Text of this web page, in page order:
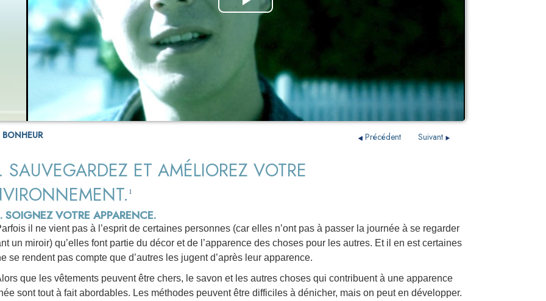
locales
le bon exemple
dans le monde
Play
Video
Suivant
Précédent
SAUVEGARDEZ ET AMÉLIOREZ VOTRE
1
SOIGNEZ VOTRE APPARENCE.
il ne vient pas à l’esprit de certaines personnes (car elles n’ont pas à passer la journée à se regarder
un miroir) qu’elles font partie du décor et de l’apparence des choses pour les autres. Et il en est certaines
se rendent pas compte que d’autres les jugent d’après leur apparence.
que les vêtements peuvent être chers, le savon et les autres choses qui contribuent à une apparence
sont tout à fait abordables. Les méthodes peuvent être difficiles à dénicher, mais on peut en développer.